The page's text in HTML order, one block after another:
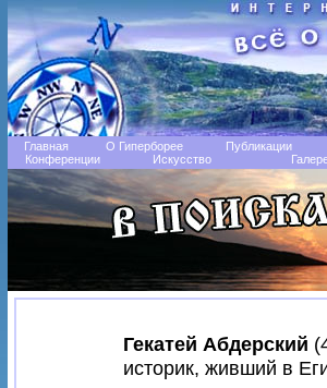
Главная О Гиперборее
Публикации
Конференции
Искусство
Гекатей Абдерский
историк, живший в